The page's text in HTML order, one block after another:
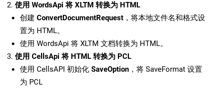
使用 WordsApi 将 XLTM 转换为 HTML
创建 ConvertDocumentRequest ，将本地文件名和格式设
置为 HTML。
使用 WordsApi 将 XLTM 文档转换为 HTML。
使用 CellsApi 将 HTML 转换为 PCL
使用 CellsAPI 初始化 SaveOption ，将 SaveFormat 设置
为 PCL